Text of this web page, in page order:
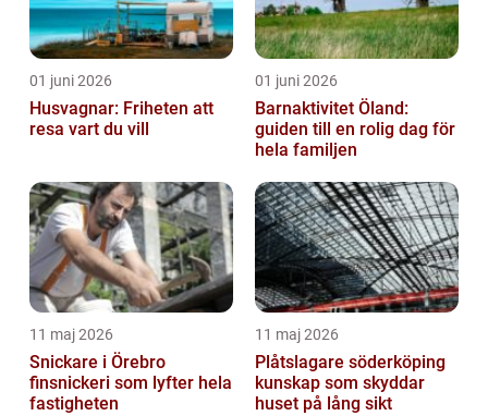
01 juni 2026
Husvagnar: Friheten att
resa vart du vill
01 juni 2026
Barnaktivitet Öland:
guiden till en rolig dag för
hela familjen
11 maj 2026
Snickare i Örebro
finsnickeri som lyfter hela
fastigheten
11 maj 2026
Plåtslagare söderköping
kunskap som skyddar
huset på lång sikt